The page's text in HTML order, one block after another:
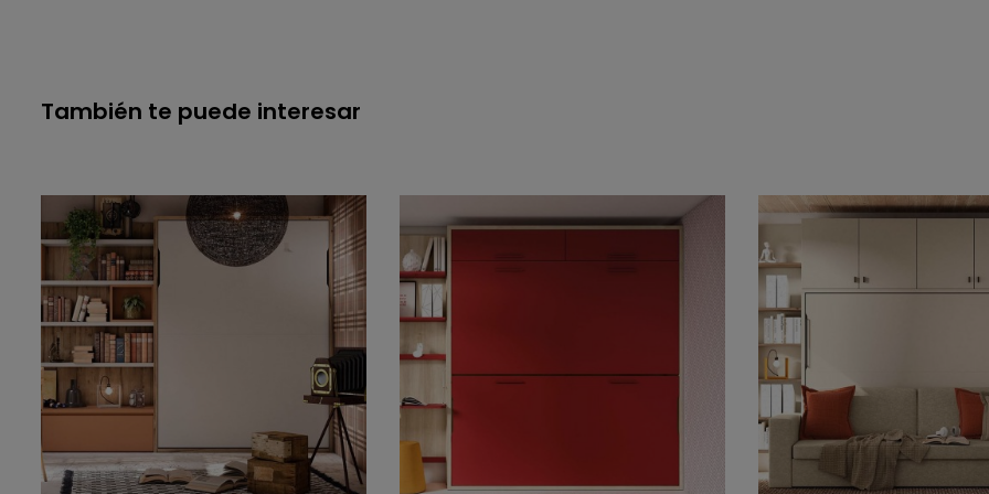
También te puede interesar